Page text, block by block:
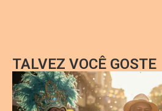
TALVEZ VOCÊ GOSTE